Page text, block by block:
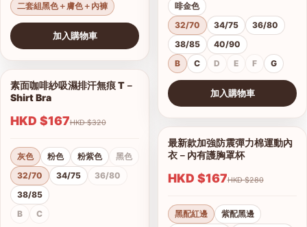
二套組黑色＋膚色＋內褲
加入購物車
1/17
查看圖片
素面咖啡紗吸濕排汗無痕 T－
Shirt Bra
HKD $167 HKD $320
灰色 粉色 粉紫色
黑色
32/70
34/75
36/80
38/85
B
C
啡金色
32/70
34/75
36/80
38/85
40/90
B
C D E F G
加入購物車
1/11
查看圖片
最新款加強防震彈力棉運動內
衣－內有護胸罩杯
HKD $167 HKD $280
黑配紅邊
紫配黑邊